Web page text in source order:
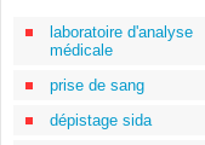
laboratoire d'analyse
médicale
prise de sang
dépistage sida